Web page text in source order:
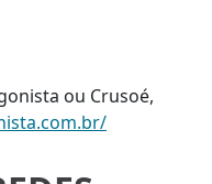
ou Crusoé,